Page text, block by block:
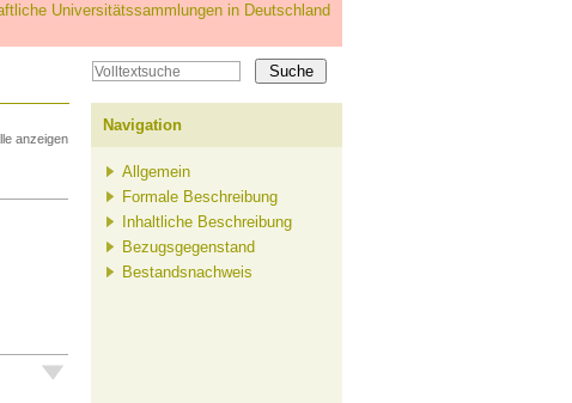
Universitätssammlungen in Deutschland
anzeigen
Navigation
Allgemein
Formale Beschreibung
Inhaltliche Beschreibung
Bezugsgegenstand
Bestandsnachweis